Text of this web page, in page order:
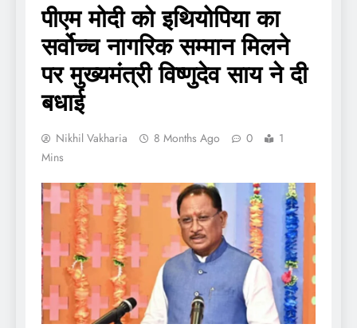
पीएम मोदी को इथियोपिया का
सर्वोच्च नागरिक सम्मान मिलने
पर मुख्यमंत्री विष्णुदेव साय ने दी
बधाई
Nikhil Vakharia 8 Months Ago 0
1
Mins